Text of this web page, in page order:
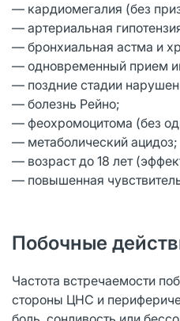
— кардиомегалия (без
— артериальная
— бронхиальная астма и
— одновременный прием
— поздние стадии
— болезнь Рейно;
— феохромоцитома (без
— метаболический ацидоз;
— возраст до 18 лет
— повышенная
Побочные
Частота встречаемости
стороны ЦНС и